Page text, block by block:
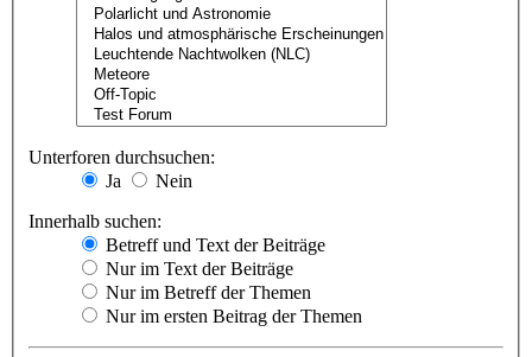
Unterforen durchsuchen:
Ja
Nein
Innerhalb suchen:
Betreff und Text der Beiträge
Nur im Text der Beiträge
Nur im Betreff der Themen
Nur im ersten Beitrag der Themen